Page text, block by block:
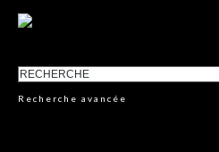
Recherche avancée